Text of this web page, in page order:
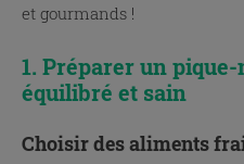
et gourmands !
1. Préparer un
équilibré et sain
Choisir des aliments